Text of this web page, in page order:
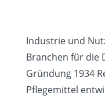
Industrie und
Branchen für die
Gründung 1934
Pflegemittel